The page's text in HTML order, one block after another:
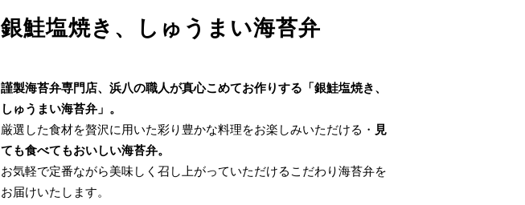
銀鮭塩焼き、しゅうまい海苔弁
謹製海苔弁専門店、浜八の職人が真心こめてお作りする「銀鮭塩焼き、
しゅうまい海苔弁」。
厳選した食材を贅沢に用いた彩り豊かな料理をお楽しみいただける・ 見
ても食べてもおいしい海苔弁。
お気軽で定番ながら美味しく召し上がっていただけるこだわり海苔弁を
お届けいたします。